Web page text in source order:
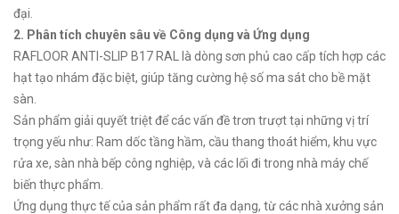
đại.
2. Phân tích chuyên sâu về Công dụng và Ứng dụng
RAFLOOR ANTI-SLIP B17 RAL là dòng sơn phủ cao cấp tích hợp các
hạt tạo nhám đặc biệt, giúp tăng cường hệ số ma sát cho bề mặt
sàn.
Sản phẩm giải quyết triệt để các vấn đề trơn trượt tại những vị trí
trọng yếu như: Ram dốc tầng hầm, cầu thang thoát hiểm, khu vực
rửa xe, sàn nhà bếp công nghiệp, và các lối đi trong nhà máy chế
biến thực phẩm.
Ứng dụng thực tế của sản phẩm rất đa dạng, từ các nhà xưởng sản